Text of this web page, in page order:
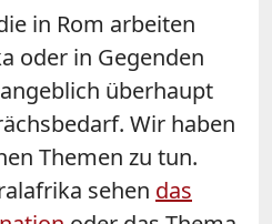
in Rom arbeiten
oder in Gegenden
überhaupt
Wir haben
Themen zu tun.
sehen das